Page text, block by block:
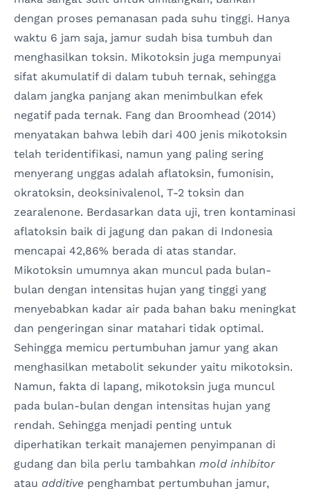
dengan proses pemanasan pada suhu tinggi. Hanya
waktu 6 jam saja, jamur sudah bisa tumbuh dan
menghasilkan toksin. Mikotoksin juga mempunyai
sifat akumulatif di dalam tubuh ternak, sehingga
dalam jangka panjang akan menimbulkan efek
negatif pada ternak. Fang dan Broomhead (2014)
menyatakan bahwa lebih dari 400 jenis mikotoksin
telah teridentifikasi, namun yang paling sering
menyerang unggas adalah aflatoksin, fumonisin,
okratoksin, deoksinivalenol, T-2 toksin dan
zearalenone. Berdasarkan data uji, tren kontaminasi
aflatoksin baik di jagung dan pakan di Indonesia
mencapai 42,86% berada di atas standar.
Mikotoksin umumnya akan muncul pada bulan-
bulan dengan intensitas hujan yang tinggi yang
menyebabkan kadar air pada bahan baku meningkat
dan pengeringan sinar matahari tidak optimal.
Sehingga memicu pertumbuhan jamur yang akan
menghasilkan metabolit sekunder yaitu mikotoksin.
Namun, fakta di lapang, mikotoksin juga muncul
pada bulan-bulan dengan intensitas hujan yang
rendah. Sehingga menjadi penting untuk
diperhatikan terkait manajemen penyimpanan di
gudang dan bila perlu tambahkan mold inhibitor
atau additive penghambat pertumbuhan jamur,